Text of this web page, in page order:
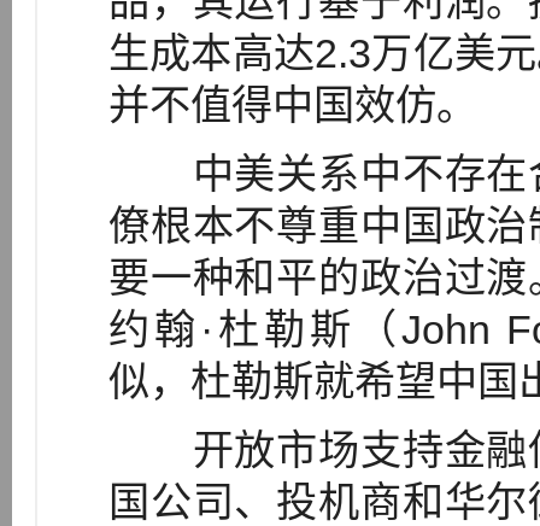
生成本高达2.3万亿美
并不值得中国效仿。
中美关系中不存在
僚根本不尊重中国政
要一种和平的政治过
约翰·杜勒斯（John
似，杜勒斯就希望中国
开放市场支持金融
国公司、投机商和华